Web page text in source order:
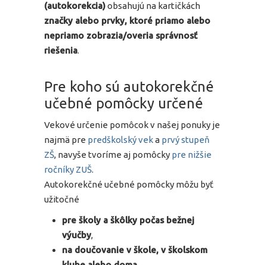
(autokorekcia)obsahujú na kartičkách
značky alebo prvky, ktoré priamo alebo
nepriamo zobrazia/overia správnosť
riešenia.
Pre koho sú autokorekčné
učebné pomôcky určené
Vekové určenie pomôcok v našej ponuky je
najmä pre predškolský veka prvý stupeň
ZŠ, navyše tvoríme aj pomôcky pre nižšie
ročníky ZUŠ.
Autokorekčné učebné pomôcky môžu byť
užitočné
pre školy a škôlky počas bežnej
výučby,
na doučovanie v škole, v školskom